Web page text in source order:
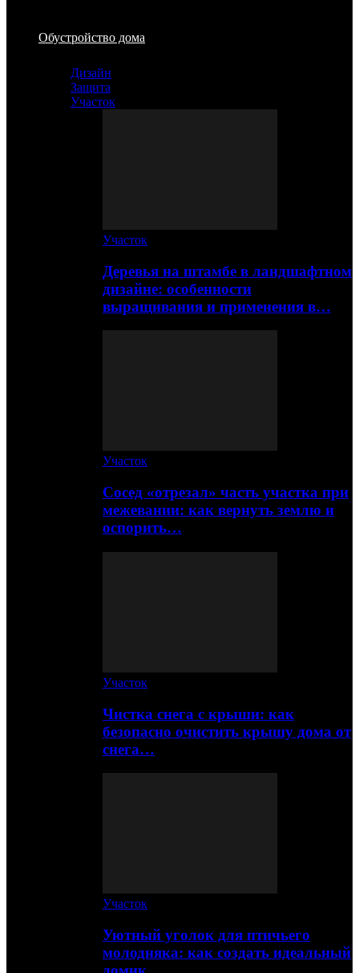
Обустройство дома
Дизайн
Защита
Участок
Участок
Деревья на штамбе в ландшафтном
дизайне: особенности
выращивания и применения в…
Участок
Сосед «отрезал» часть участка при
межевании: как вернуть землю и
оспорить…
Участок
Чистка снега с крыши: как
безопасно очистить крышу дома от
снега…
Участок
Уютный уголок для птичьего
молодняка: как создать идеальный